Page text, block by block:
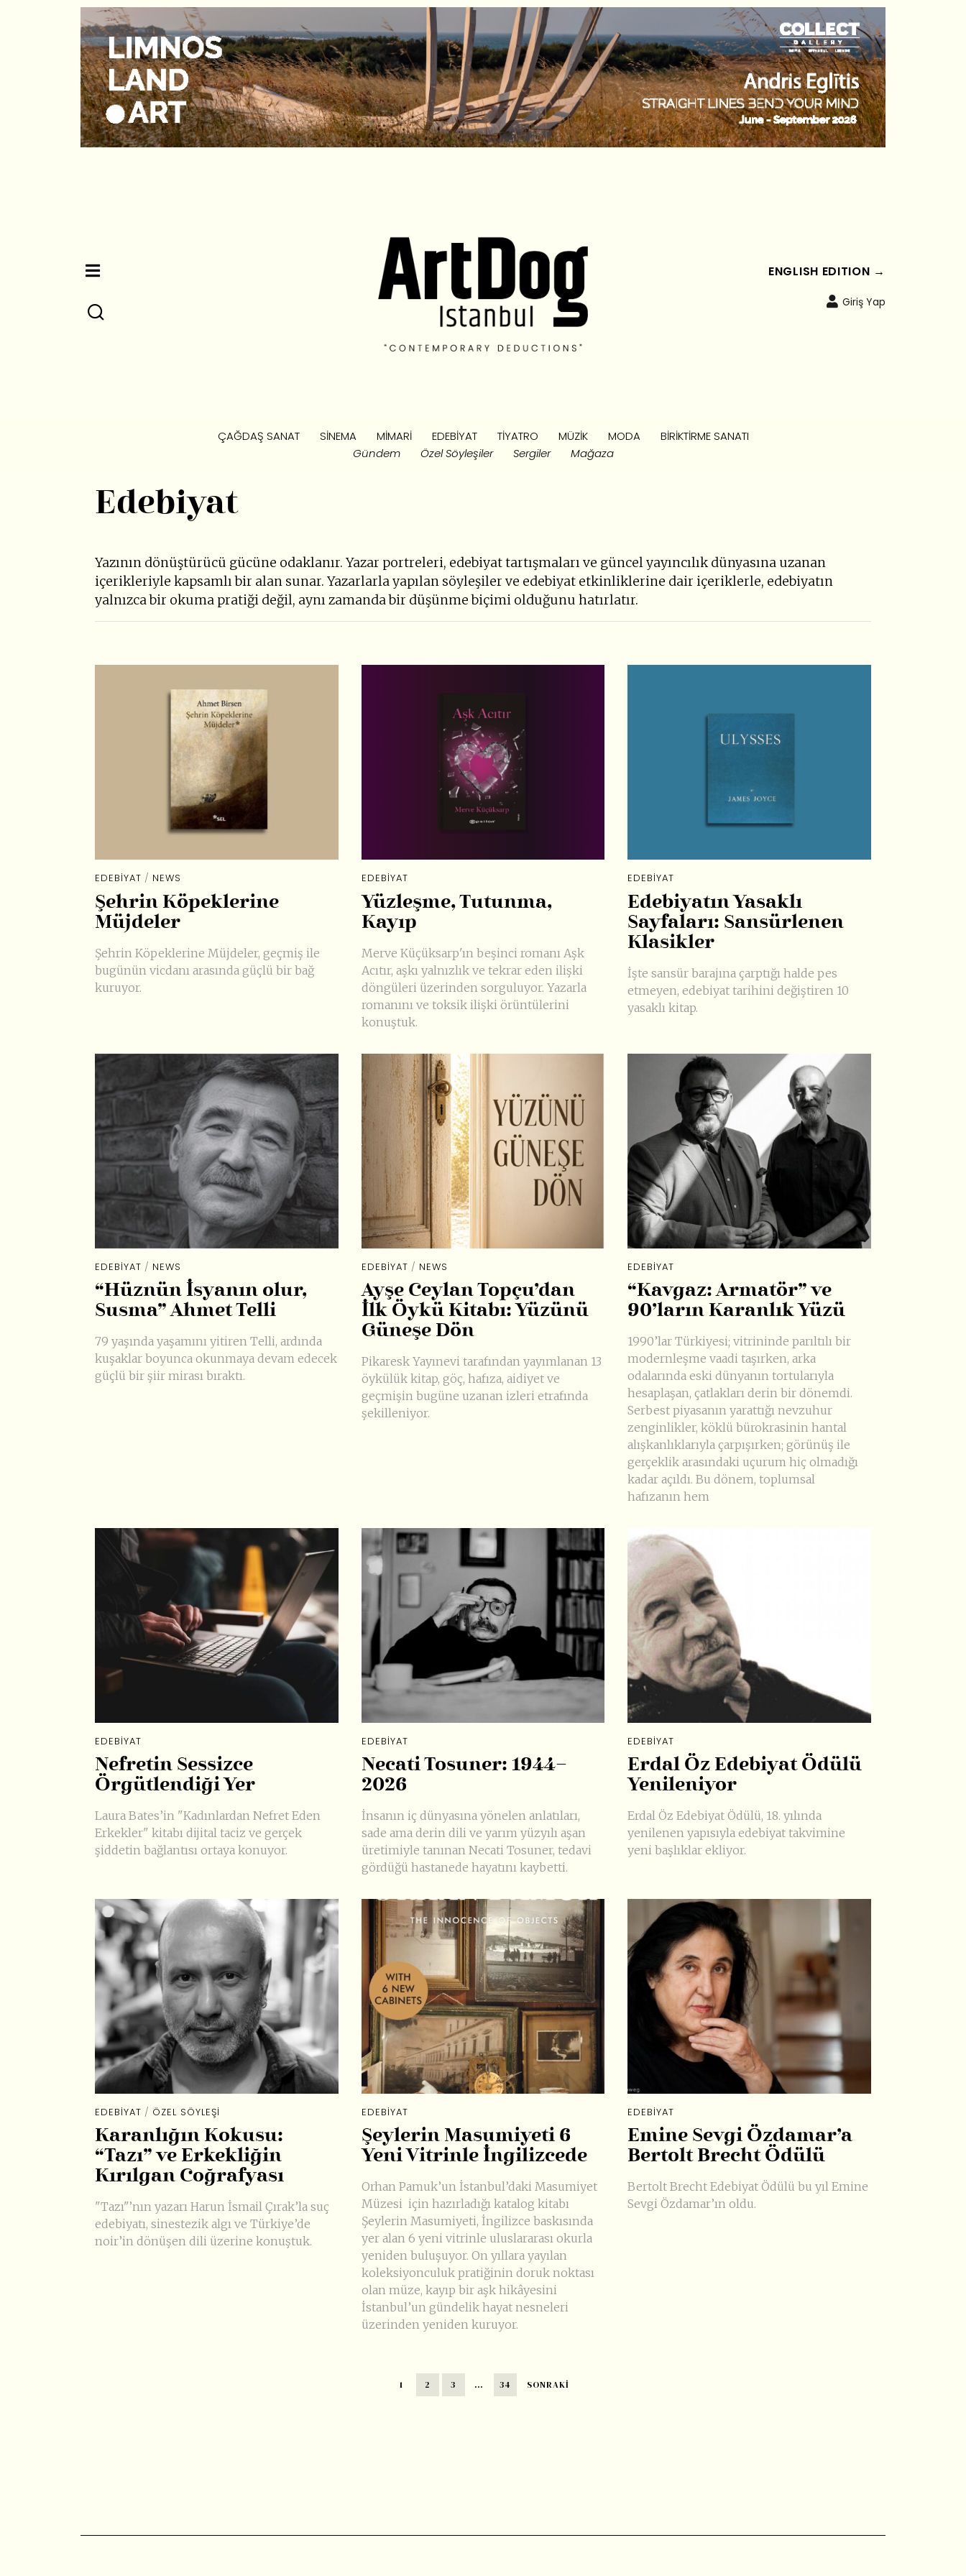
ENGLISH EDITION →
Giriş Yap
ÇAĞDAŞ SANAT SINEMA MIMARI EDEBIYAT TIYATRO MÜZIK MODA
BIRIKTIRME SANATI
Gündem
Özel Söyleşiler Sergiler Mağaza
Edebiyat
Yazının dönüştürücü gücüne odaklanır. Yazar portreleri, edebiyat tartışmaları ve güncel yayıncılık dünyasına uzanan
içerikleriyle kapsamlı bir alan sunar. Yazarlarla yapılan söyleşiler ve edebiyat etkinliklerine dair içeriklerle, edebiyatın
yalnızca bir okuma pratiği değil, aynı zamanda bir düşünme biçimi olduğunu hatırlatır.
EDEBIYAT / NEWS
Şehrin Köpeklerine
Müjdeler
Şehrin Köpeklerine Müjdeler, geçmiş ile
bugünün vicdanı arasında güçlü bir bağ
kuruyor.
EDEBIYAT
Yüzleşme, Tutunma,
Kayıp
Merve Küçüksarp'ın beşinci romanı Aşk
Acıtır, aşkı yalnızlık ve tekrar eden ilişki
döngüleri üzerinden sorguluyor. Yazarla
romanını ve toksik ilişki örüntülerini
konuştuk.
EDEBIYAT
Edebiyatın Yasaklı
Sayfaları: Sansürlenen
Klasikler
İşte sansür barajına çarptığı halde pes
etmeyen, edebiyat tarihini değiştiren 10
yasaklı kitap.
EDEBIYAT / NEWS
“Hüznün İsyanın olur,
Susma” Ahmet Telli
79 yaşında yaşamını yitiren Telli, ardında
kuşaklar boyunca okunmaya devam edecek
güçlü bir şiir mirası bıraktı.
EDEBIYAT / NEWS
Ayşe Ceylan Topçu’dan
İlk Öykü Kitabı: Yüzünü
Güneşe Dön
Pikaresk Yayınevi tarafından yayımlanan 13
öykülük kitap, göç, hafıza, aidiyet ve
geçmişin bugüne uzanan izleri etrafında
şekilleniyor.
EDEBIYAT
“Kavgaz: Armatör” ve
90’ların Karanlık Yüzü
1990’lar Türkiyesi; vitrininde parıltılı bir
modernleşme vaadi taşırken, arka
odalarında eski dünyanın tortularıyla
hesaplaşan, çatlakları derin bir dönemdi.
Serbest piyasanın yarattığı nevzuhur
zenginlikler, köklü bürokrasinin hantal
alışkanlıklarıyla çarpışırken; görünüş ile
gerçeklik arasındaki uçurum hiç olmadığı
kadar açıldı. Bu dönem, toplumsal
hafızanın hem
EDEBIYAT
Nefretin Sessizce
Örgütlendiği Yer
Laura Bates’in "Kadınlardan Nefret Eden
Erkekler" kitabı dijital taciz ve gerçek
şiddetin bağlantısı ortaya konuyor.
EDEBIYAT
Necati Tosuner: 1944–
2026
İnsanın iç dünyasına yönelen anlatıları,
sade ama derin dili ve yarım yüzyılı aşan
üretimiyle tanınan Necati Tosuner, tedavi
gördüğü hastanede hayatını kaybetti.
EDEBIYAT
Erdal Öz Edebiyat Ödülü
Yenileniyor
Erdal Öz Edebiyat Ödülü, 18. yılında
yenilenen yapısıyla edebiyat takvimine
yeni başlıklar ekliyor.
EDEBIYAT / ÖZEL SÖYLEŞI
Karanlığın Kokusu:
“Tazı” ve Erkekliğin
Kırılgan Coğrafyası
"Tazı"’nın yazarı Harun İsmail Çırak’la suç
edebiyatı, sinestezik algı ve Türkiye’de
noir’in dönüşen dili üzerine konuştuk.
EDEBIYAT
Şeylerin Masumiyeti 6
Yeni Vitrinle İngilizcede
Orhan Pamuk’un İstanbul’daki Masumiyet
Müzesi için hazırladığı katalog kitabı
Şeylerin Masumiyeti, İngilizce baskısında
yer alan 6 yeni vitrinle uluslararası okurla
yeniden buluşuyor. On yıllara yayılan
koleksiyonculuk pratiğinin doruk noktası
olan müze, kayıp bir aşk hikâyesini
İstanbul’un gündelik hayat nesneleri
üzerinden yeniden kuruyor.
EDEBIYAT
Emine Sevgi Özdamar’a
Bertolt Brecht Ödülü
Bertolt Brecht Edebiyat Ödülü bu yıl Emine
Sevgi Özdamar’ın oldu.
1 2 3 … 34 SONRAKI